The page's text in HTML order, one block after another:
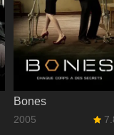
Bones
2005